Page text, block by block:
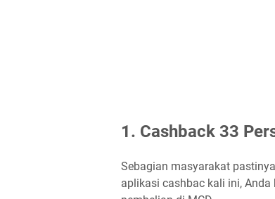
1. Cashback 33
Sebagian masyarakat
aplikasi cashbac kali ini,